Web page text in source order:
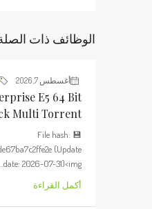
الوظائف ذات
أغسطس 7, 2026
E5 64 Bit
Multi Torrent
💾 File hash:
(Update
date: 2026-07-31)<img...
أكمل القراءة